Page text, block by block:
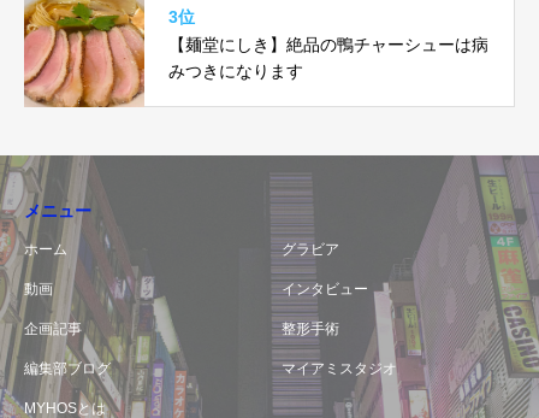
3位
【麺堂にしき】絶品の鴨チャーシューは病
みつきになります
メニュー
ホーム グラビア
動画 インタビュー
企画記事 整形手術
編集部ブログ マイアミスタジオ
MYHOSとは